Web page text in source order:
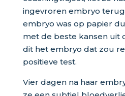
ingevroren embryo
embryo was op papier
met de beste kansen uit
dit het embryo dat zou
positieve test.
Vier dagen na haar